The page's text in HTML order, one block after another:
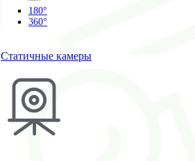
180°
360°
Статичные камеры